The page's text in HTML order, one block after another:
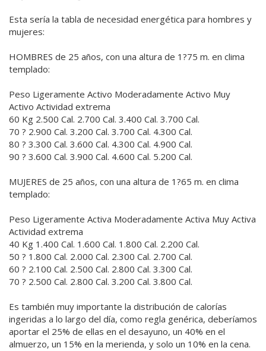
Esta sería la tabla de necesidad energética para hombres y
mujeres:
HOMBRES de 25 años, con una altura de 1?75 m. en clima
templado:
Peso Ligeramente Activo Moderadamente Activo Muy
Activo Actividad extrema
60 Kg 2.500 Cal. 2.700 Cal. 3.400 Cal. 3.700 Cal.
70 ? 2.900 Cal. 3.200 Cal. 3.700 Cal. 4.300 Cal.
80 ? 3.300 Cal. 3.600 Cal. 4.300 Cal. 4.900 Cal.
90 ? 3.600 Cal. 3.900 Cal. 4.600 Cal. 5.200 Cal.
MUJERES de 25 años, con una altura de 1?65 m. en clima
templado:
Peso Ligeramente Activa Moderadamente Activa Muy Activa
Actividad extrema
40 Kg 1.400 Cal. 1.600 Cal. 1.800 Cal. 2.200 Cal.
50 ? 1.800 Cal. 2.000 Cal. 2.300 Cal. 2.700 Cal.
60 ? 2.100 Cal. 2.500 Cal. 2.800 Cal. 3.300 Cal.
70 ? 2.500 Cal. 2.800 Cal. 3.200 Cal. 3.800 Cal.
Es también muy importante la distribución de calorías
ingeridas a lo largo del día, como regla genérica, deberíamos
aportar el 25% de ellas en el desayuno, un 40% en el
almuerzo, un 15% en la merienda, y solo un 10% en la cena.